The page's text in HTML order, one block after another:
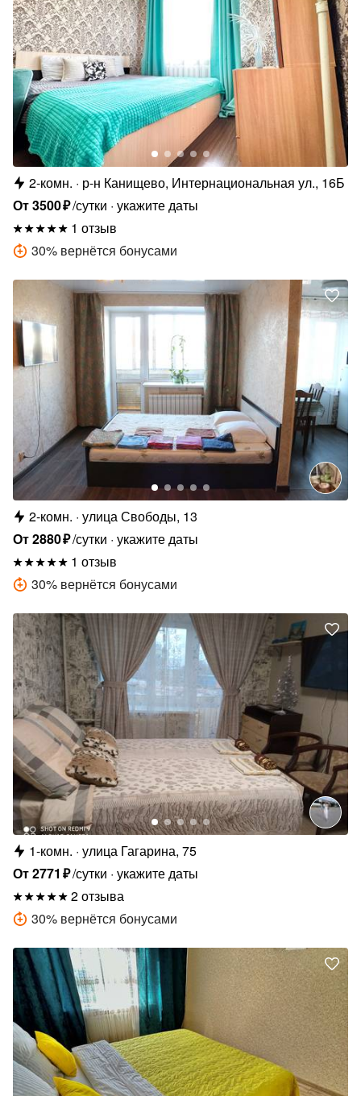
2-комн.
р-н Канищево, Интернациональная ул., 16Б
От3500₽/сутки укажите даты
1 отзыв
30% вернётся бонусами
2-комн. улица Свободы, 13
От2880₽/сутки укажите даты
1 отзыв
30% вернётся бонусами
1-комн. улица Гагарина, 75
От2771 ₽/сутки укажите даты
2 отзыва
30% вернётся бонусами